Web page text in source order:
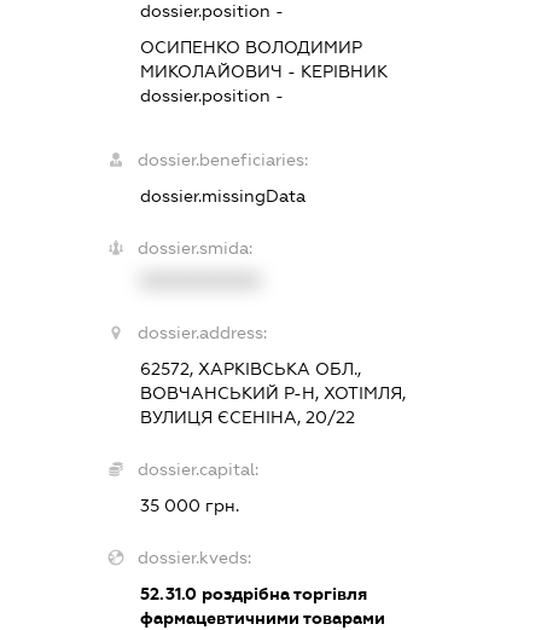
dossier.position -
ОСИПЕНКО ВОЛОДИМИР
МИКОЛАЙОВИЧ - КЕРІВНИК
dossier.position -
dossier.beneficiaries:
dossier.missingData
dossier.smida:
dossier.address:
62572, ХАРКІВСЬКА ОБЛ.,
ВОВЧАНСЬКИЙ Р-Н, ХОТІМЛЯ,
ВУЛИЦЯ ЄСЕНІНА, 20/22
dossier.capital:
35 000 грн.
dossier.kveds:
52.31.0 роздрібна торгівля
фармацевтичними товарами